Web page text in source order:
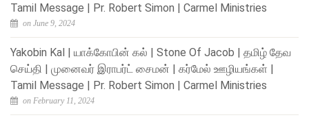
Tamil Message | Pr. Robert Simon | Carmel Ministries
on June 9, 2024
Yakobin Kal | யாக்கோபின் கல் | Stone Of Jacob | தமிழ் தேவ
செய்தி | முனைவர் இராபர்ட் சைமன் | கர்மேல் ஊழியங்கள் |
Tamil Message | Pr. Robert Simon | Carmel Ministries
on February 11, 2024